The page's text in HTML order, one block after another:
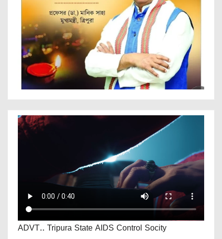
ADVT.. Tripura State AIDS Control Socity